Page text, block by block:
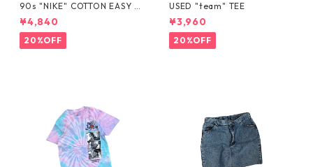
90s "NIKE" COTTON EASY S
HORTS
¥4,840
20%OFF
USED "team" TEE
¥3,960
20%OFF